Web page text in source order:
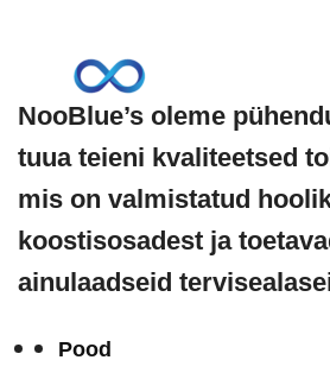
NooBlue’s oleme
tuua teieni kvaliteetsed
mis on valmistatud
koostisosadest ja
ainulaadseid
Pood